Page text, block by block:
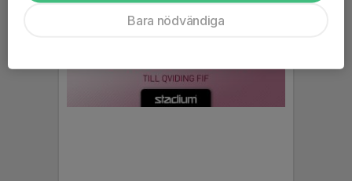
Bara nödvändiga